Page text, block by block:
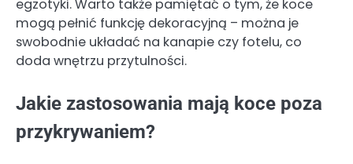
egzotyki. Warto także pamiętać o tym, że koce
mogą pełnić funkcję dekoracyjną – można je
swobodnie układać na kanapie czy fotelu, co
doda wnętrzu przytulności.
Jakie zastosowania mają koce poza
przykrywaniem?